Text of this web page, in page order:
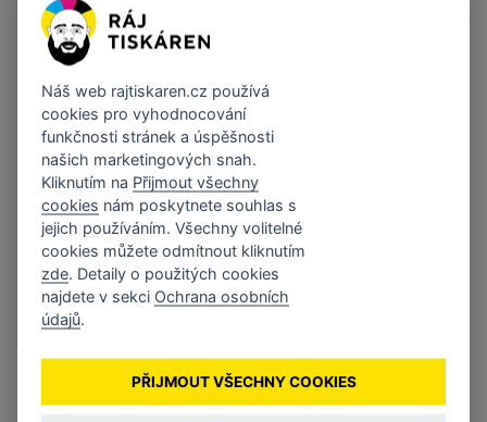
Bixolon SRP-350V,
cutter, USB, RS232,
black
3 776 Kč
bez DPH 3 120,66 Kč
DO KOŠÍKU
Skladem • Doručení do
Náš web rajtiskaren.cz používá
cookies pro vyhodnocování
funkčnosti stránek a úspěšnosti
našich marketingových snah.
Kliknutím na Přijmout všechny
cookies nám poskytnete souhlas s
jejich používáním. Všechny volitelné
cookies můžete odmítnout kliknutím
zde . Detaily o použitých cookies
najdete v sekci Ochrana osobních
údajů
PŘIJMOUT VŠECHNY COOKIES